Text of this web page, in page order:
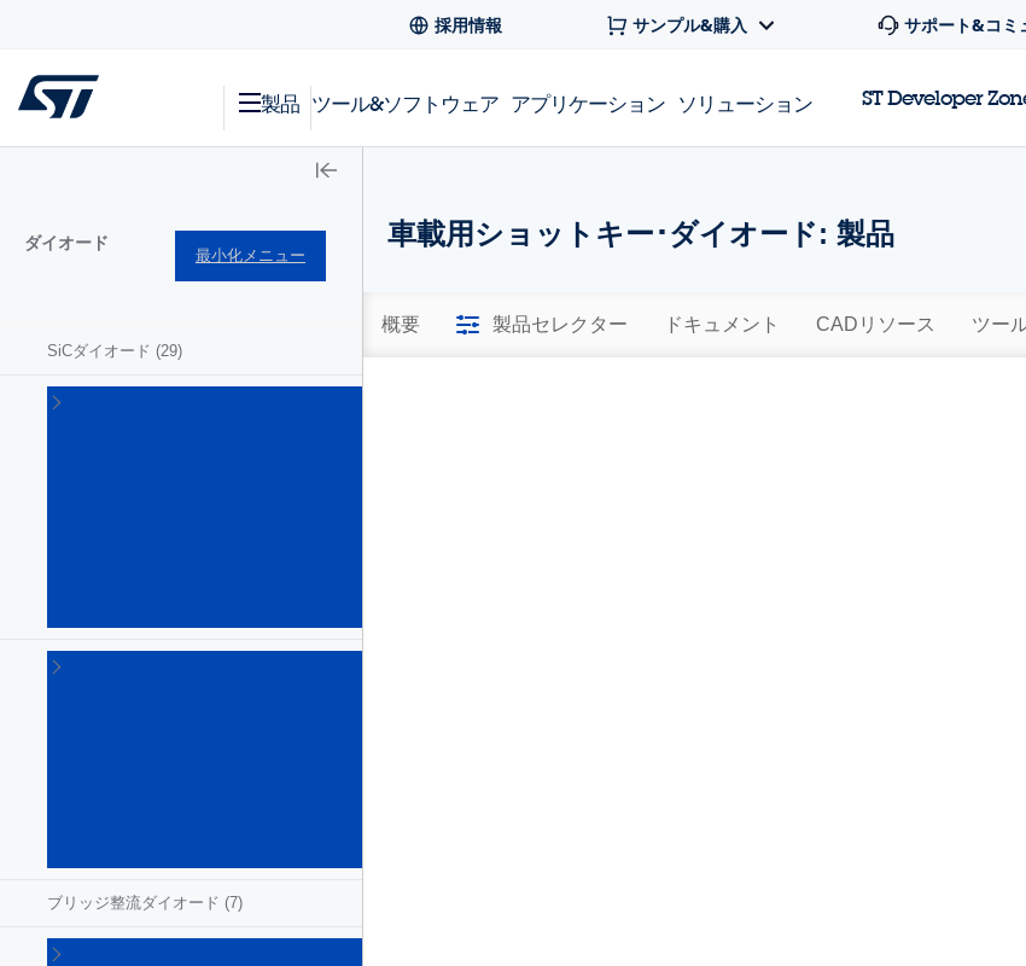
採用情報 サンプル&購入 サポート&コミ
製品 ツール&ソフトウェア アプリケーション ソリューション ST Developer
ダイオード
最小化メニュー
SiCダイオード (29)
ブリッジ整流ダイオード (7)
車載用ショットキー･ダイオード: 製品
概要 製品セレクター ドキュメント CADリソース ツー